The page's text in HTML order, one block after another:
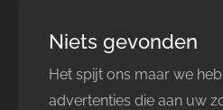
Niets gevonden
Het spijt ons maar we
advertenties die aan uw